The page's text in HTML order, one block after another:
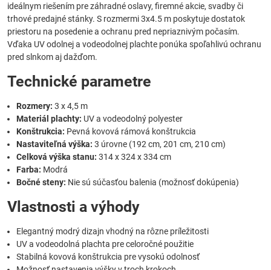
ideálnym riešením pre záhradné oslavy, firemné akcie, svadby či
trhové predajné stánky. S rozmermi 3x4.5 m poskytuje dostatok
priestoru na posedenie a ochranu pred nepriaznivým počasím.
Vďaka UV odolnej a vodeodolnej plachte ponúka spoľahlivú ochranu
pred slnkom aj dažďom.
Technické parametre
Rozmery: 3 x 4,5 m
Materiál plachty: UV a vodeodolný polyester
Konštrukcia: Pevná kovová rámová konštrukcia
Nastaviteľná výška: 3 úrovne (192 cm, 201 cm, 210 cm)
Celková výška stanu: 314 x 324 x 334 cm
Farba: Modrá
Bočné steny: Nie sú súčasťou balenia (možnosť dokúpenia)
Vlastnosti a výhody
Elegantný modrý dizajn vhodný na rôzne príležitosti
UV a vodeodolná plachta pre celoročné použitie
Stabilná kovová konštrukcia pre vysokú odolnosť